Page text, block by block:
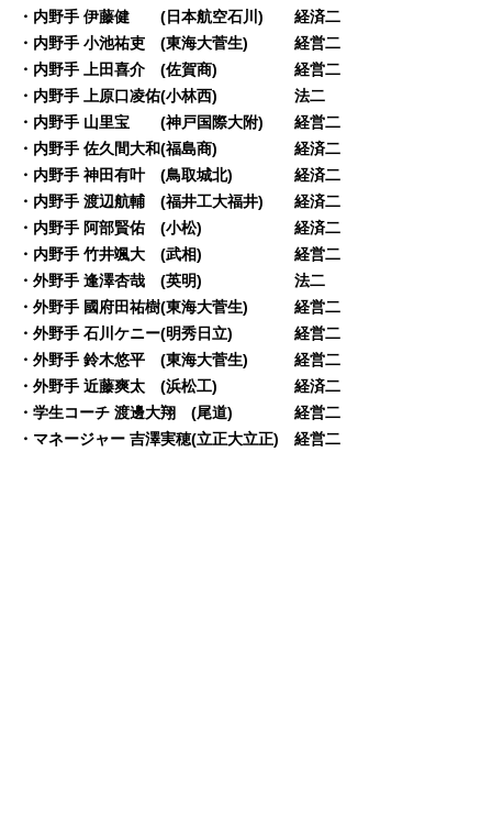
・内野手 伊藤健 (日本航空石川) 経済二
・内野手 小池祐吏 (東海大菅生) 経営二
・内野手 上田喜介 (佐賀商) 経営二
・内野手 上原口凌佑(小林西) 法二
・内野手 山里宝 (神戸国際大附) 経営二
・内野手 佐久間大和(福島商) 経済二
・内野手 神田有叶 (鳥取城北) 経済二
・内野手 渡辺航輔 (福井工大福井) 経済二
・内野手 阿部賢佑 (小松) 経済二
・内野手 竹井颯大 (武相) 経営二
・外野手 逢澤杏哉 (英明) 法二
・外野手 國府田祐樹(東海大菅生) 経営二
・外野手 石川ケニー(明秀日立) 経営二
・外野手 鈴木悠平 (東海大菅生) 経営二
・外野手 近藤爽太 (浜松工) 経済二
・学生コーチ 渡邊大翔 (尾道) 経営二
・マネージャー 吉澤実穂(立正大立正) 経営二